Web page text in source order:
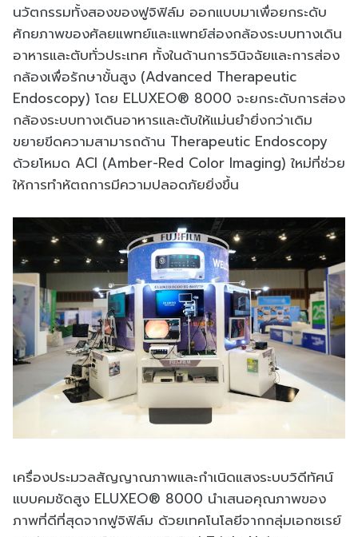
นวัตกรรมทั้งสองของฟูจิฟิล์ม ออกแบบมาเพื่อยกระดับ
ศักยภาพของศัลยแพทย์และแพทย์ส่องกล้องระบบทางเดิน
อาหารและตับทั่วประเทศ ทั้งในด้านการวินิจฉัยและการส่อง
กล้องเพื่อรักษาขั้นสูง (Advanced Therapeutic
Endoscopy) โดย ELUXEO® 8000 จะยกระดับการส่อง
กล้องระบบทางเดินอาหารและตับให้แม่นยำยิ่งกว่าเดิม
ขยายขีดความสามารถด้าน Therapeutic Endoscopy
ด้วยโหมด ACI (Amber-Red Color Imaging) ใหม่ที่ช่วย
ให้การทำหัตถการมีความปลอดภัยยิ่งขึ้น
เครื่องประมวลสัญญาณภาพและกำเนิดแสงระบบวิดีทัศน์
แบบคมชัดสูง ELUXEO® 8000 นำเสนอคุณภาพของ
ภาพที่ดีที่สุดจากฟูจิฟิล์ม ด้วยเทคโนโลยีจากกลุ่มเอกซเรย์